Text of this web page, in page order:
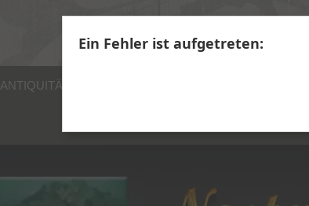
ANTIQUITÄTEN
Ein Fehler ist aufgetreten: